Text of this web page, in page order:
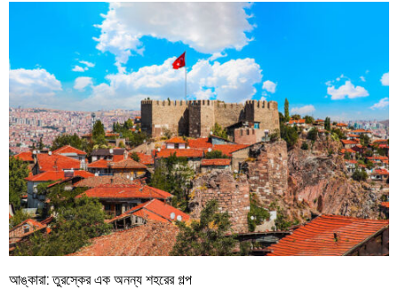
আঙ্কারা: তুরস্কের এক অনন্য শহরের গল্প